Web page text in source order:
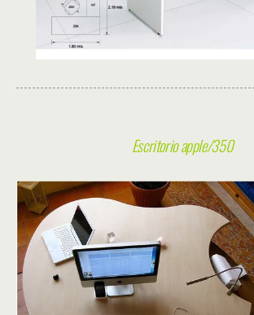
Escritorio apple/350